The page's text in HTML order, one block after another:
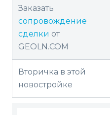
Заказать
сопровождение
сделки от
GEOLN.COM
Вторичка в этой
новостройке